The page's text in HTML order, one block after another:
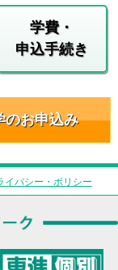
学費・
申込手続き
のお申込み
イバシー・ポリシー